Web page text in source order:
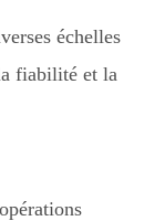
échelles
fiabilité et la